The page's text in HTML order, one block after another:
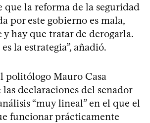
que la reforma de la seguridad
por este gobierno es mala,
hay que tratar de derogarla.
la estrategia”, añadió.
politólogo Mauro Casa
declaraciones del senador
“muy lineal” en el que el
funcionar prácticamente